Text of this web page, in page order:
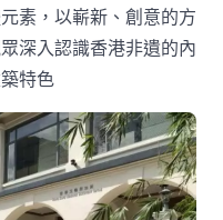
素，以嶄新、創意的方
深入認識香港非遺的內
特色